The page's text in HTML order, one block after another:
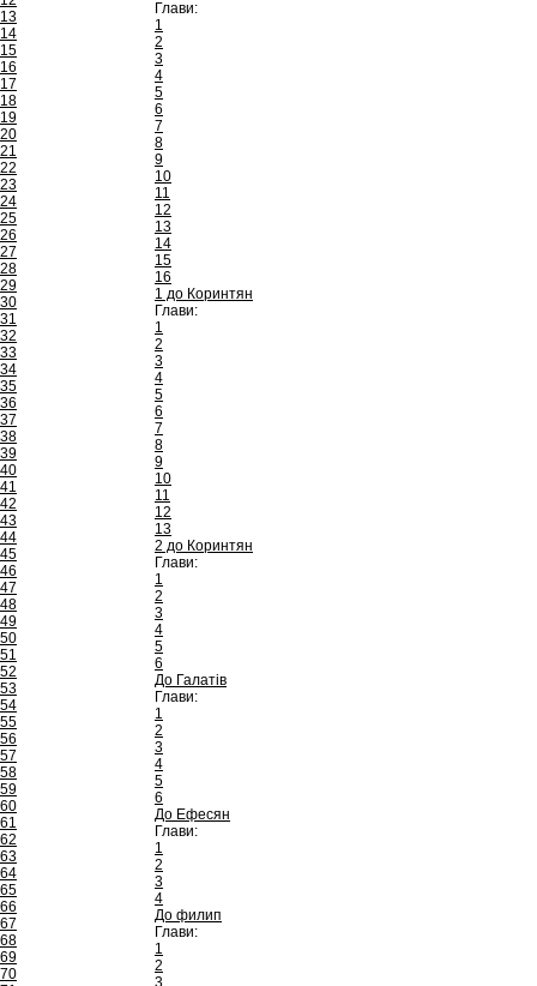
13
14
15
16
17
18
19
20
21
22
23
24
25
26
27
28
29
30
31
32
33
34
35
36
37
38
39
40
41
42
43
44
45
46
47
48
49
50
51
52
53
54
55
56
57
58
59
60
61
62
63
64
65
66
67
68
69
70
Глави:
1
2
3
4
5
6
7
8
9
10
11
12
13
14
15
16
1 до Коринтян
Глави:
1
2
3
4
5
6
7
8
9
10
11
12
13
2 до Коринтян
Глави:
1
2
3
4
5
6
До Галатів
Глави:
1
2
3
4
5
6
До Ефесян
Глави:
1
2
3
4
До филип
Глави:
1
2
3